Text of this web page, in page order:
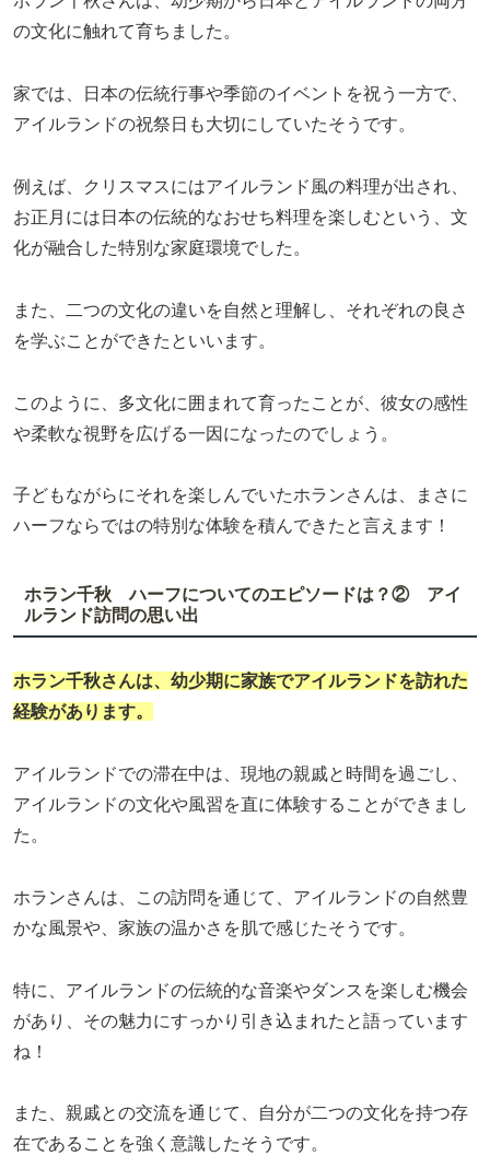
の文化に触れて育ちました。
家では、日本の伝統行事や季節のイベントを祝う一方で、
アイルランドの祝祭日も大切にしていたそうです。
例えば、クリスマスにはアイルランド風の料理が出され、
お正月には日本の伝統的なおせち料理を楽しむという、文
化が融合した特別な家庭環境でした。
また、二つの文化の違いを自然と理解し、それぞれの良さ
を学ぶことができたといいます。
このように、多文化に囲まれて育ったことが、彼女の感性
や柔軟な視野を広げる一因になったのでしょう。
子どもながらにそれを楽しんでいたホランさんは、まさに
ハーフならではの特別な体験を積んできたと言えます！
ホラン千秋 ハーフについてのエピソードは？② アイ
ルランド訪問の思い出
ホラン千秋さんは、幼少期に家族でアイルランドを訪れた
経験があります。
アイルランドでの滞在中は、現地の親戚と時間を過ごし、
アイルランドの文化や風習を直に体験することができまし
た。
ホランさんは、この訪問を通じて、アイルランドの自然豊
かな風景や、家族の温かさを肌で感じたそうです。
特に、アイルランドの伝統的な音楽やダンスを楽しむ機会
があり、その魅力にすっかり引き込まれたと語っています
ね！
また、親戚との交流を通じて、自分が二つの文化を持つ存
在であることを強く意識したそうです。